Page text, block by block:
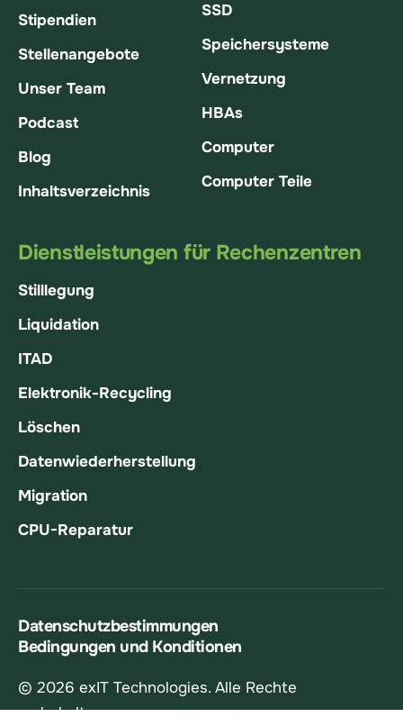
Stipendien
Stellenangebote
Unser Team
Podcast
Blog
Inhaltsverzeichnis
SSD
Speichersysteme
Vernetzung
HBAs
Computer
Computer Teile
Dienstleistungen für Rechenzentren
Stilllegung
Liquidation
ITAD
Elektronik-Recycling
Löschen
Datenwiederherstellung
Migration
CPU-Reparatur
© 2026 exIT Technologies. Alle Rechte
Datenschutzbestimmungen
Bedingungen und Konditionen